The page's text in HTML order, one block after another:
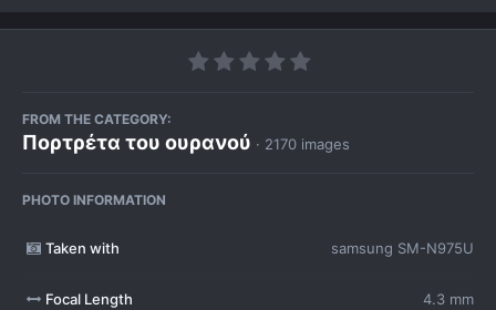
FROM THE CATEGORY:
Πορτρέτα του ουρανού · 2170 images
PHOTO INFORMATION
Taken with samsung SM-N975U
Focal Length 4.3 mm